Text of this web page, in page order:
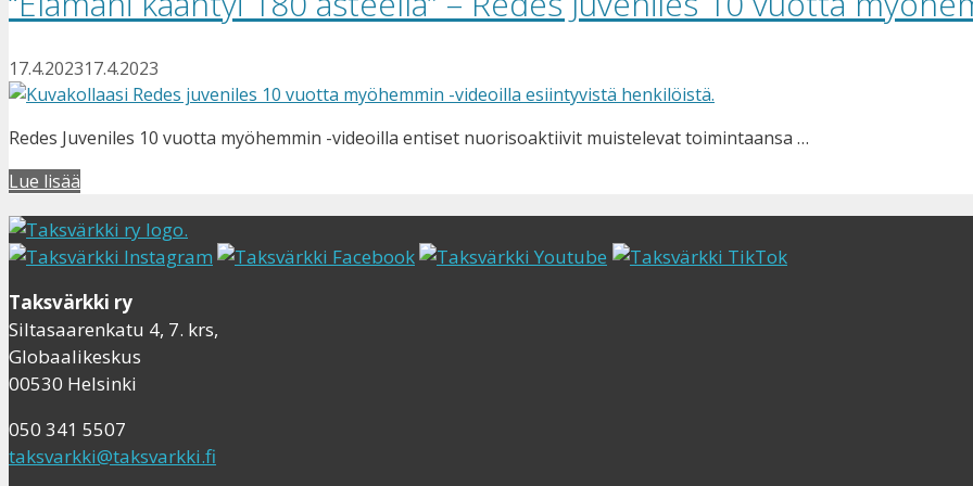
17.4.202317.4.2023
Redes Juveniles 10 vuotta myöhemmin -videoilla entiset nuorisoaktiivit muistelevat toimintaansa …
Lue lisää
Taksvärkki ry
Siltasaarenkatu 4, 7. krs,
Globaalikeskus
00530 Helsinki
050 341 5507
taksvarkki@taksvarkki.fi